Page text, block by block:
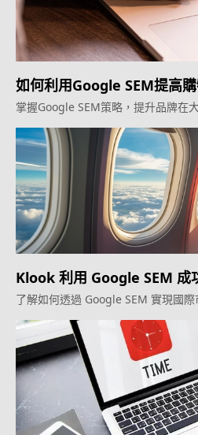
如何利用Google SEM提高
掌握Google SEM策略，提升品牌在
Klook 利用 Google SEM 成
了解如何透過 Google SEM 實現國